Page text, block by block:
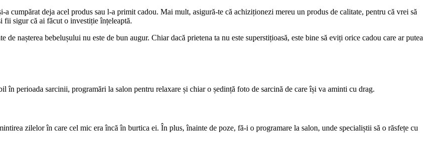
cumpărat deja acel produs sau l-a primit cadou. Mai mult, asigură-te că achiziționezi mereu un produs de calitate, pentru că vrei să
fii sigur că ai făcut o investiție înțeleaptă.
nașterea bebelușului nu este de bun augur. Chiar dacă prietena ta nu este superstițioasă, este bine să eviți orice cadou care ar putea
în perioada sarcinii, programări la salon pentru relaxare și chiar o ședință foto de sarcină de care își va aminti cu drag.
zilelor în care cel mic era încă în burtica ei. În plus, înainte de poze, fă-i o programare la salon, unde specialiștii să o răsfețe cu